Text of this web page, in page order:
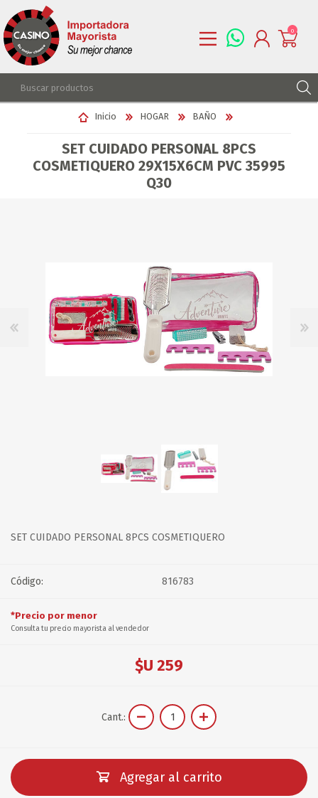
REGISTRARSE
LISTA DE DESEOS
0
Inicio HOGAR BAÑO
SET CUIDADO PERSONAL 8PCS
COSMETIQUERO 29X15X6CM PVC 35995
Q30
SET CUIDADO PERSONAL 8PCS COSMETIQUERO
Código: 816783
*Precio por menor
Consulta tu precio mayorista al vendedor
$U 259
Cant.:
Agregar al carrito